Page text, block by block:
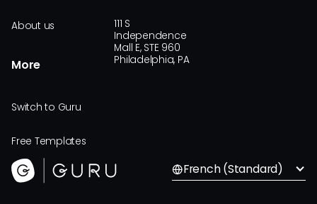
About us
More
Switch to Guru
Free Templates
111 S
Independence
Mall E, STE 960
Philadelphia, PA
French (Standard)